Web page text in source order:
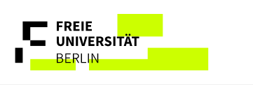
direkt
Inhalt
Service-
Navigation